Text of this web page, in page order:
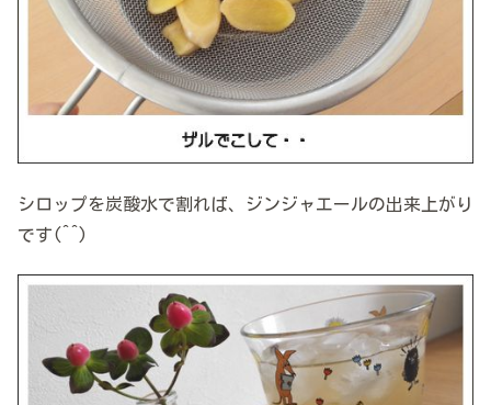
シロップを炭酸水で割れば、ジンジャエールの出来上がり
です(^^)